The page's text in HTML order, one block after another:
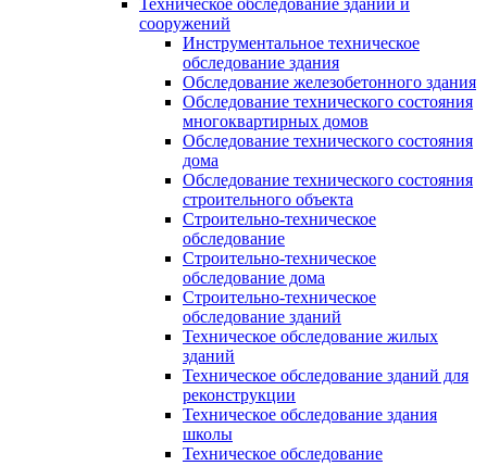
сооружений
Инструментальное техническое
обследование здания
Обследование железобетонного здания
Обследование технического состояния
многоквартирных домов
Обследование технического состояния
дома
Обследование технического состояния
строительного объекта
Строительно-техническое
обследование
Строительно-техническое
обследование дома
Строительно-техническое
обследование зданий
Техническое обследование жилых
зданий
Техническое обследование зданий для
реконструкции
Техническое обследование здания
школы
Техническое обследование